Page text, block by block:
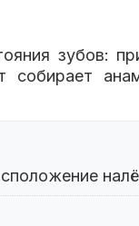
зубов: